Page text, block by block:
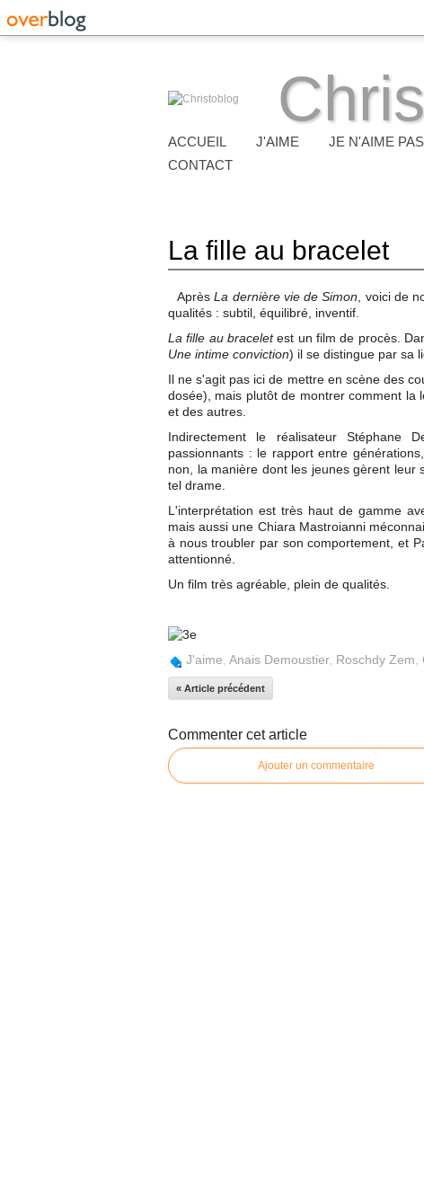
ACCUEIL J'AIME JE N'AIME PAS
CONTACT
La fille au bracelet
AprèsLa dernière vie de Simon , voici de
qualités : subtil, équilibré, inventif.
La fille au braceletest un film de procès.
Une intime conviction) il se distingue par sa
Il ne s'agit pas ici de mettre en scène des
dosée), mais plutôt de montrer comment la
et des autres.
Indirectement le réalisateur Stéphane
passionnants : le rapport entre
non, la manière dont les jeunes gèrent leur
tel drame.
L'interprétation est très haut de gamme
mais aussi une Chiara Mastroianni
à nous troubler par son comportement, et
attentionné.
Un film très agréable, plein de qualités.
J'aime Anais Demoustier, Roschdy Zem
« Article précédent
Commenter cet article
Ajouter un commentaire